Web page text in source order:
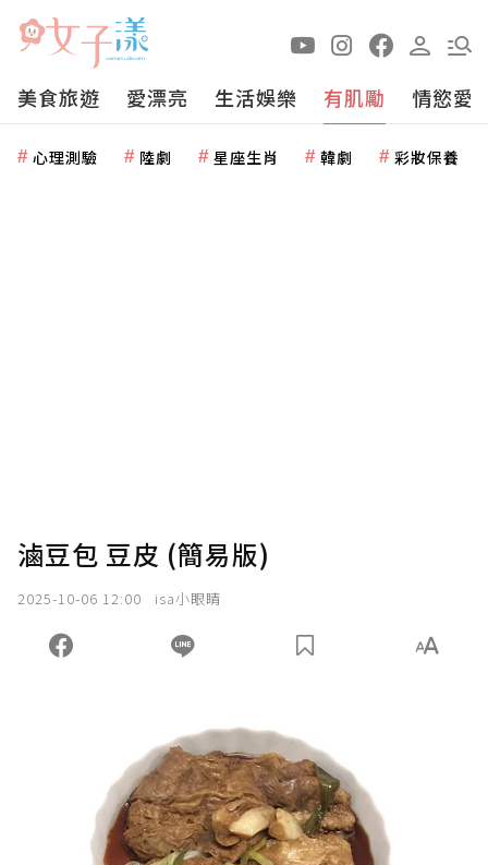
美食旅遊 愛漂亮 生活娛樂 有肌勵 情慾愛
心理測驗 陸劇 星座生肖 韓劇 彩妝保養
滷豆包 豆皮 (簡易版)
2025-10-06 12:00 isa小眼睛